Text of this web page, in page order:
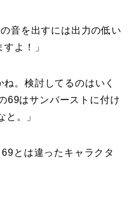
音を出すには出力の低い
よ！」
。検討してるのはいく
69はサンバーストに付け
。」
69とは違ったキャラクタ